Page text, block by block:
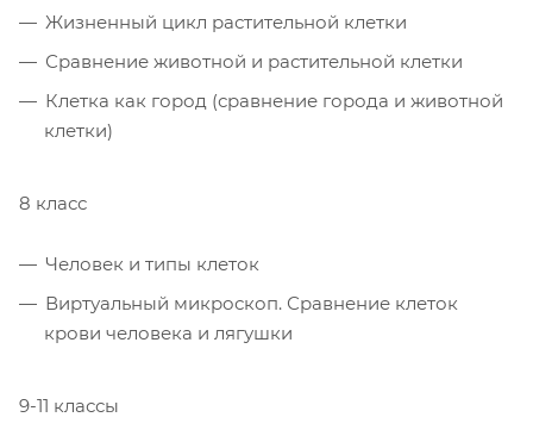
Жизненный цикл растительной клетки
Сравнение животной и растительной клетки
Клетка как город (сравнение города и животной
клетки)
8 класс
Человек и типы клеток
Виртуальный микроскоп. Сравнение клеток
крови человека и лягушки
9-11 классы